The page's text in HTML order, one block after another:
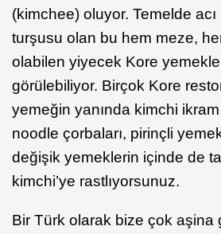
(kimchee) oluyor. Temelde
turşusu olan bu hem meze,
olabilen yiyecek Kore
görülebiliyor. Birçok Kore
yemeğin yanında kimchi
noodle çorbaları, pirinçli
değişik yemeklerin içinde de
kimchi’ye rastlıyorsunuz.
Bir Türk olarak bize çok aşina